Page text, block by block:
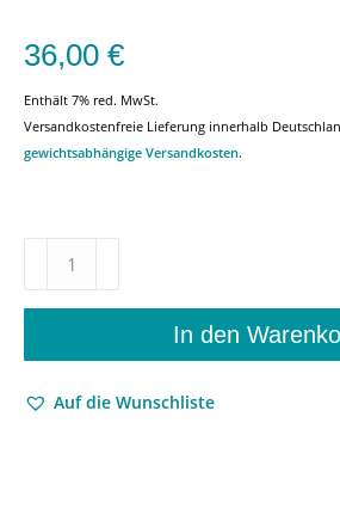
36,00 €
Enthält 7% red. MwSt.
Versandkostenfreie Lieferung innerhalb
gewichtsabhängige Versandkosten.
Grenzgänge
Konzeptualisierungen
von
Trauer
In den
Auf die Wunschliste